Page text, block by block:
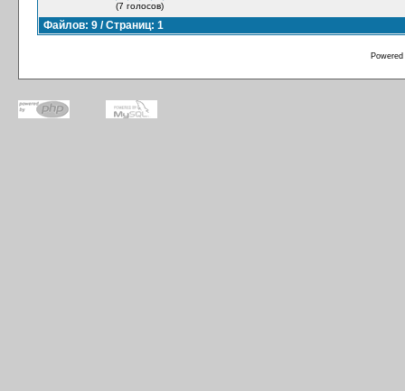
(7 голосов)
Файлов: 9 / Страниц: 1